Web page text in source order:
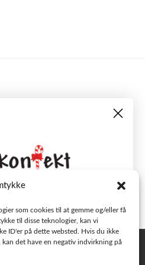
som cookies til at gemme og/eller få
til disse teknologier, kan vi
ID'er på dette websted. Hvis du ikke
det have en negativ indvirkning på
Privatlivspolitik
tilbud